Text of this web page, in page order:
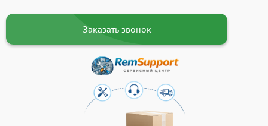
Заказать звонок